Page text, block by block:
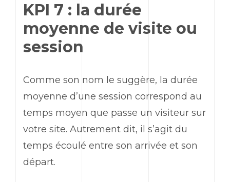
KPI 7 : la durée
moyenne de visite ou
session
Comme son nom le suggère, la durée
moyenne d’une session correspond au
temps moyen que passe un visiteur sur
votre site. Autrement dit, il s’agit du
temps écoulé entre son arrivée et son
départ.